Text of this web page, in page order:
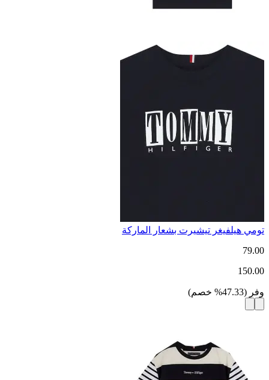
تومي هيلفيغر تيشيرت بشعار الماركة
79.00
150.00
وفر (
47.33
% خصم)